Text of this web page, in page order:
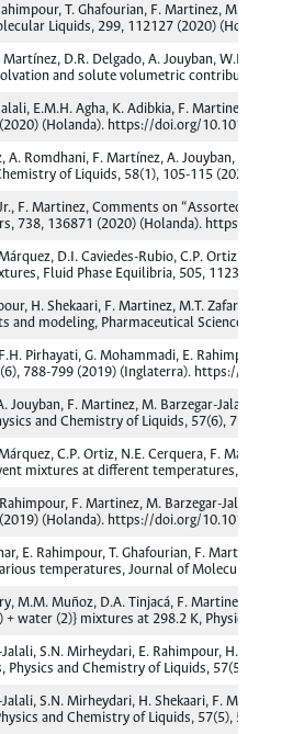
T. Ghafourian, F. Martinez, M.
Liquids, 299, 112127 (2020)
Martínez, D.R. Delgado, A. Jouyban, W.E.
and solute volumetric contribution at
E.M.H. Agha, K. Adibkia, F. Martinez, A.
(Holanda). https://doi.org/10.1016/
A. Romdhani, F. Martínez, A. Jouyban, W.E.
of Liquids, 58(1), 105-115 (2020)
F. Martinez, Comments on “Assorted
738, 136871 (2020) (Holanda). https://
D.I. Caviedes-Rubio, C.P. Ortiz, N.E.
Fluid Phase Equilibria, 505, 112361
H. Shekaari, F. Martinez, M.T. Zafarani-
and modeling, Pharmaceutical Sciences
Pirhayati, G. Mohammadi, E. Rahimpour,
788-799 (2019) (Inglaterra). https://
Jouyban, F. Martinez, M. Barzegar-Jalali, E.
and Chemistry of Liquids, 57(6), 755-
C.P. Ortiz, N.E. Cerquera, F.
mixtures at different temperatures,
F. Martinez, M. Barzegar-Jalali, A.
(Holanda). https://doi.org/10.1016/
E. Rahimpour, T. Ghafourian, F. Martinez,
temperatures, Journal of Molecular
M.M. Muñoz, D.A. Tinjacá, F. Martinez,
+ water (2)} mixtures at 298.2 K, Physics and
Jalali, S.N. Mirheydari, E. Rahimpour, H.
Physics and Chemistry of Liquids, 57(5),
Jalali, S.N. Mirheydari, H. Shekaari, F.
and Chemistry of Liquids, 57(5), 578-